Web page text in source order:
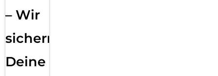
– Wir
sichern
Deine